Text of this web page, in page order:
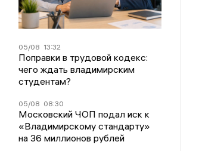
05/08 13:32
Поправки в трудовой кодекс:
чего ждать владимирским
студентам?
05/08 08:30
Московский ЧОП подал иск к
«Владимирскому стандарту»
на 36 миллионов рублей